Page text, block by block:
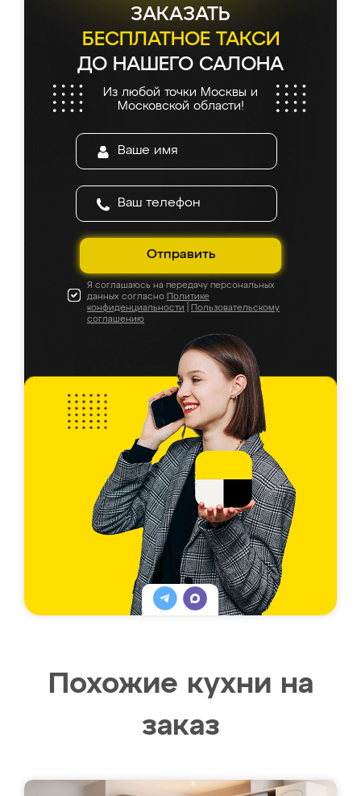
ЗАКАЗАТЬ
БЕСПЛАТНОЕ ТАКСИ
ДО НАШЕГО САЛОНА
Из любой точки Москвы и
Московской области!
Отправить
Я соглашаюсь на передачу персональных
данных согласно Политике
конфиденциальности
Пользовательскому
соглашению
Похожие кухни на
заказ